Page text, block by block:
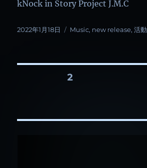
kNock in Story Project J.M.C
投
2022年1月18日
カ
Music, new release,活動
の
固定ページ2